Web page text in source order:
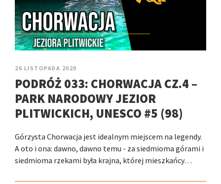
26 LISTOPADA 2020
PODRÓŻ 033: CHORWACJA CZ.4 –
PARK NARODOWY JEZIOR
PLITWICKICH, UNESCO #5 (98)
Górzysta Chorwacja jest idealnym miejscem na legendy.
A oto i ona: dawno, dawno temu - za siedmioma górami i
siedmioma rzekami była krajna, której mieszkańcy…